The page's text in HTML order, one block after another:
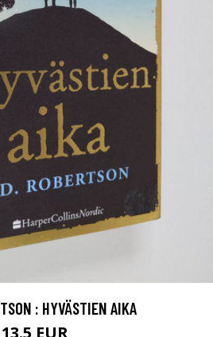
: HYVÄSTIEN AIKA